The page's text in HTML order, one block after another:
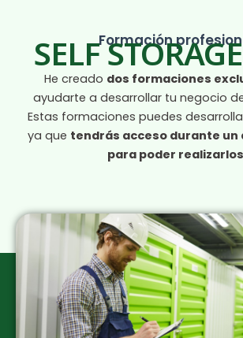
Formación
SELF
He creado dos formaciones
ayudarte a desarrollar tu negocio
Estas formaciones puedes
ya que tendrás acceso durante un
para poder